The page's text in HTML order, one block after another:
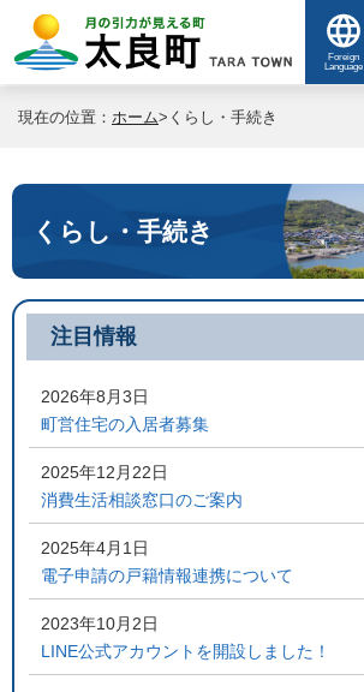
Foreign
Language
現在の位置： ホーム>くらし・手続き
くらし・手続き
注目情報
2026年8月3日
町営住宅の入居者募集
2025年12月22日
消費生活相談窓口のご案内
2025年4月1日
電子申請の戸籍情報連携について
2023年10月2日
LINE公式アカウントを開設しました！